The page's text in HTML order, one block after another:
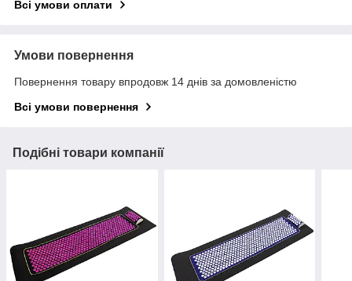
Всі умови оплати
Умови повернення
Повернення товару впродовж 14 днів за домовленістю
Всі умови повернення
Подібні товари компанії